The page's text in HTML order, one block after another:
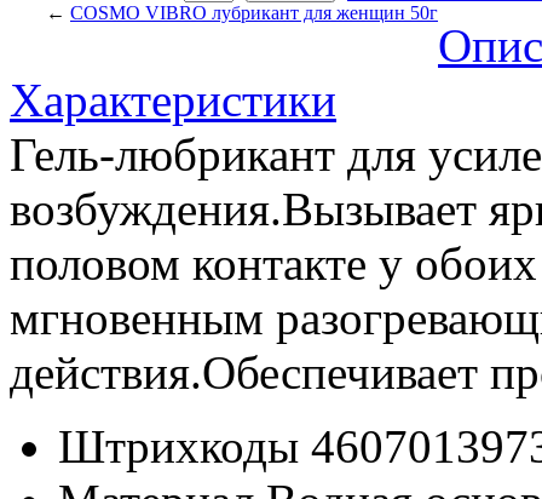
← COSMO VIBRO лубрикант для женщин 50г
Характеристики
Гель-любрикант для
возбуждения.Вызывает
половом контакте у
мгновенным
действия.Обеспечивает
Штрихкоды